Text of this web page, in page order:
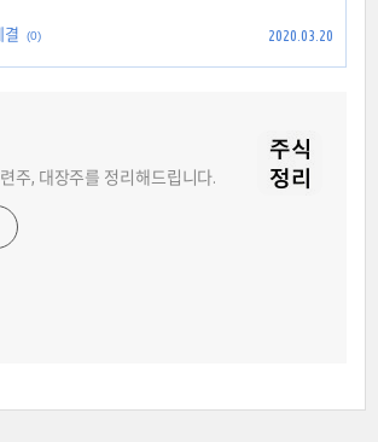
결 (0) 2020.03.20
주, 대장주를 정리해드립니다.